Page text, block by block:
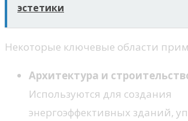
эстетики
Некоторые ключевые области
Архитектура и
Используются для создания
энергоэффективных зданий,